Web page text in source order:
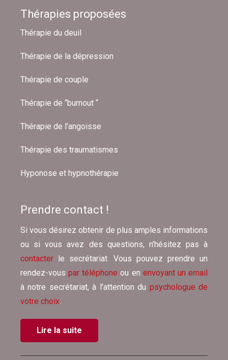
Thérapies proposées
Thérapie du deuil
Thérapie de la dépression
Thérapie de couple
Thérapie de “burnout “
Thérapie de l’angoisse
Thérapie des traumatismes
Hyponose et hypnothérapie
Prendre contact !
Si vous désirez obtenir de plus amples informations
ou si vous avez des questions, n’hésitez pas à
contacter le secrétariat. Vous pouvez prendre un
rendez-vouspar téléphone ou en envoyant un email
à notre secrétariat, à l’attention du psychologue de
votre choix.
Lire la suite